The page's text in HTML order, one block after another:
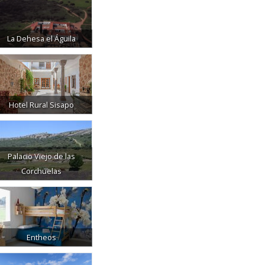
La Dehesa el Águila
Hotel Rural Sisapo
Palacio Viejo de las
Corchuelas
Entheos